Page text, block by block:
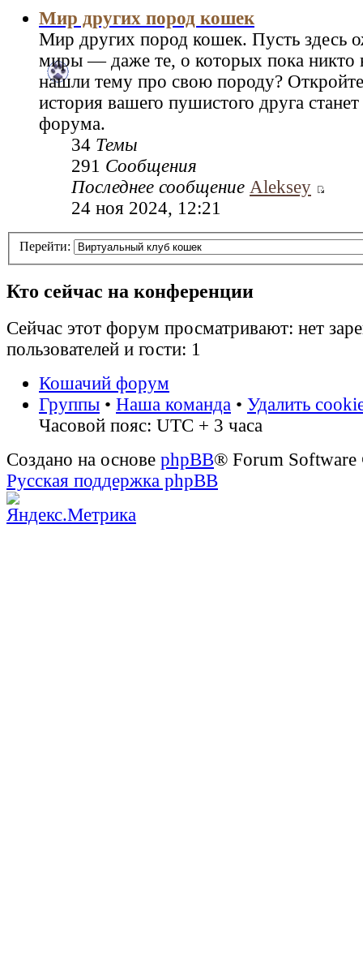
Мир других пород кошек
Мир других пород кошек. Пусть здесь
миры — даже те, о которых пока никто
нашли тему про свою породу?
история вашего пушистого друга
форума.
34 Темы
291 Сообщения
Последнее сообщение Aleksey
24 ноя 2024, 12:21
Перейти:
Кто сейчас на конференции
Сейчас этот форум просматривают: нет
пользователей и гости: 1
Кошачий форум
Группы • Наша команда • Удалить
Часовой пояс: UTC + 3 часа
Создано на основе phpBB® Forum
Русская поддержка phpBB